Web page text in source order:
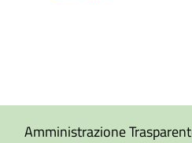
Amministrazione